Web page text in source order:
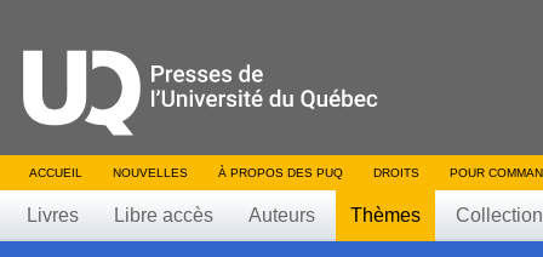
ACCUEIL NOUVELLES À PROPOS DES PUQ DROITS POUR
Livres Libre accès Auteurs Thèmes